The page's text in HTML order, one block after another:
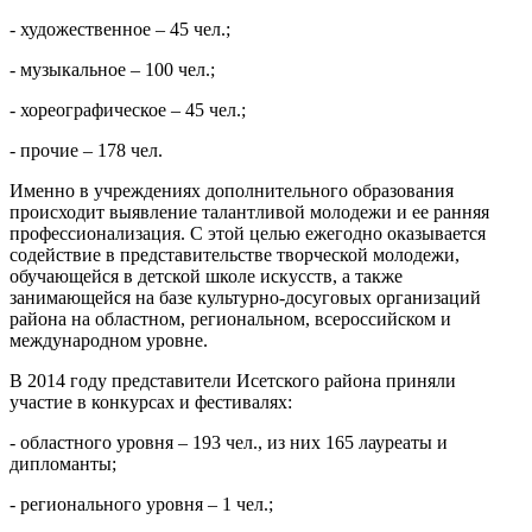
- художественное – 45 чел.;
- музыкальное – 100 чел.;
- хореографическое – 45 чел.;
- прочие – 178 чел.
Именно в учреждениях дополнительного образования
происходит выявление талантливой молодежи и ее ранняя
профессионализация. С этой целью ежегодно оказывается
содействие в представительстве творческой молодежи,
обучающейся в детской школе искусств, а также
занимающейся на базе культурно-досуговых организаций
района на областном, региональном, всероссийском и
международном уровне.
В 2014 году представители Исетского района приняли
участие в конкурсах и фестивалях:
- областного уровня – 193 чел., из них 165 лауреаты и
дипломанты;
- регионального уровня – 1 чел.;